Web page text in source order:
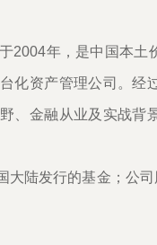
2004年，是中国本
化资产管理公司。
、金融从业及实战
陆发行的基金；公